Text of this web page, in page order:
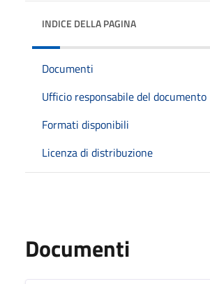
INDICE DELLA PAGINA
Documenti
Ufficio responsabile del documento
Formati disponibili
Licenza di distribuzione
Documenti